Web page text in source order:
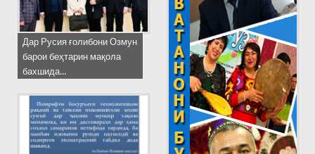
Дар Русия ғолибони Озмун
барои беҳтарин мақола
бахшида...